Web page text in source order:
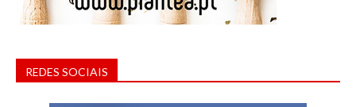
REDES SOCIAIS